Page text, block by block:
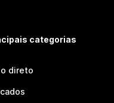
categorias
direto